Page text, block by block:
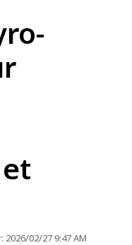
2026/02/27 9:47 AM